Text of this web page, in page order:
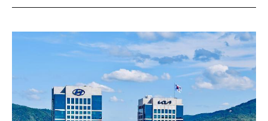
c
b
i
t
e
o
o
u
t
o
i
n